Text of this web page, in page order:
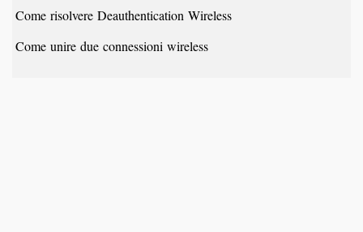
Come risolvere Deauthentication Wireless
Come unire due connessioni wireless